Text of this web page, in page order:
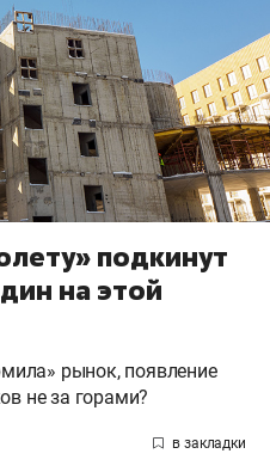
подкинут
на этой
рынок, появление
не за горами?